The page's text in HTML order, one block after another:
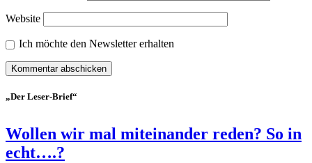
Website
Ich möchte den Newsletter erhalten
„Der Leser-Brief“
Wollen wir mal miteinander reden? So in
echt….?